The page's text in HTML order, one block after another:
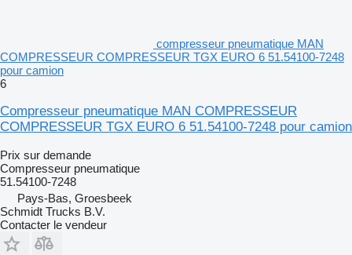
compresseur pneumatique MAN
COMPRESSEUR COMPRESSEUR TGX EURO 6 51.54100-7248
pour camion
6
Compresseur pneumatique MAN COMPRESSEUR
COMPRESSEUR TGX EURO 6 51.54100-7248 pour camion
Prix sur demande
Compresseur pneumatique
51.54100-7248
Pays-Bas, Groesbeek
Schmidt Trucks B.V.
Contacter le vendeur